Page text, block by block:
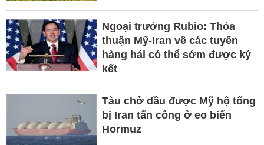
Ngoại trưởng Rubio: Thỏa
thuận Mỹ-Iran về các tuyến
hàng hải có thể sớm được ký
kết
Tàu chở dầu được Mỹ hộ tống
bị Iran tấn công ở eo biển
Hormuz